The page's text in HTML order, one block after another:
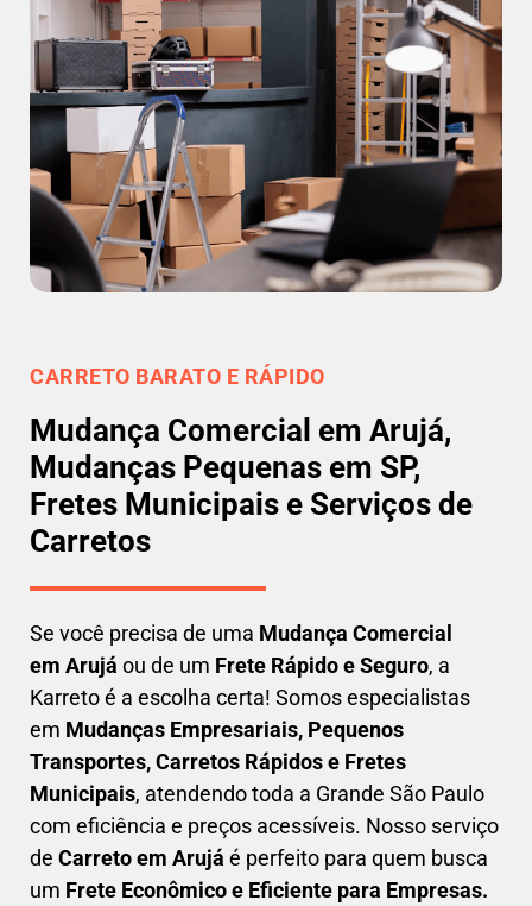
CARRETO BARATO E RÁPIDO
Mudança Comercial em Arujá,
Mudanças Pequenas em SP,
Fretes Municipais e Serviços de
Carretos
Se você precisa de uma Mudança Comercial
em Arujá ou de um Frete Rápido e Seguro, a
Karreto é a escolha certa! Somos especialistas
em Mudanças Empresariais, Pequenos
Transportes, Carretos Rápidos e Fretes
Municipais, atendendo toda a Grande São Paulo
com eficiência e preços acessíveis. Nosso serviço
de Carreto em Arujá é perfeito para quem busca
um Frete Econômico e Eficiente para Empresas.